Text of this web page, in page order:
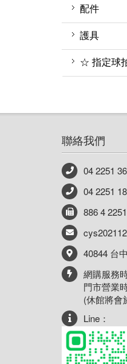
鞋袋
羽球矩形包
配件
握把布
襪子&毛巾
護具
☆ 指定球
聯絡我們
04 2251
04 2251
886 4
40844 台
網購服務
門市營業
(休館將會
Line：